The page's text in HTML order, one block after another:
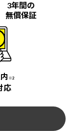
3年間の
無償保証
※2
応